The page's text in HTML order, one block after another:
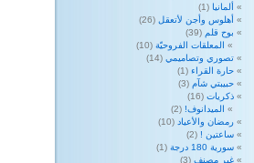
ألمانيا (1)
أهلوس وأجن لأتعقل (26)
بوح قلم (39)
المعلقات الفروحيّة (10)
تصوري وتصاميمي (14)
حارة القراء (1)
حبيبتي شآم (3)
ذكريات (16)
الميدانوف! (2)
رمضان والأعياد (10)
ساعتين ! (2)
سورية 180 درجة
(1)
غير مصنف (3)